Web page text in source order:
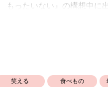
ったいない』の構想中に
笑える 食べもの